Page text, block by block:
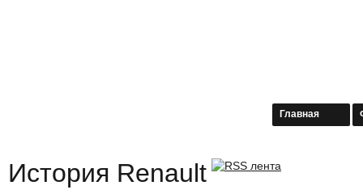
Главная
История Renault